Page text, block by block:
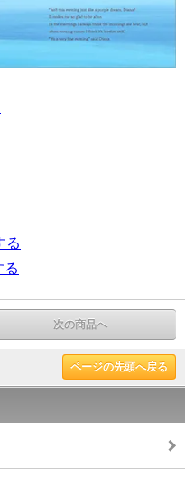
る
る
次の商品へ
ページの先頭へ戻る